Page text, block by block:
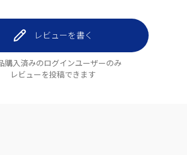
レビューを書く
購入済みのログインユーザーのみ
レビューを投稿できます